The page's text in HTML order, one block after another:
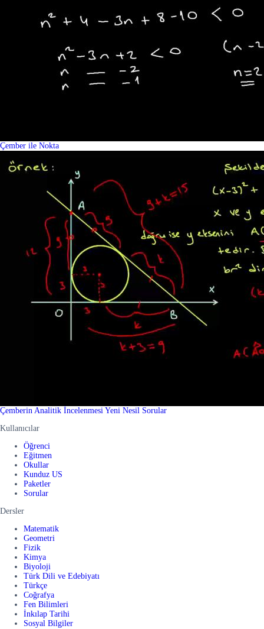
Çember ile Nokta
Çemberin Analitik İncelenmesi Yeni Nesil Sorular
Kullanıcılar
Öğrenci
Eğitmen
Okullar
Kunduz US
Paketler
Sorular
Dersler
Matematik
Geometri
Fizik
Kimya
Biyoloji
Türk Dili ve Edebiyatı
Türkçe
Coğrafya
Fen Bilimleri
İnkılap Tarihi
Sosyal Bilgiler